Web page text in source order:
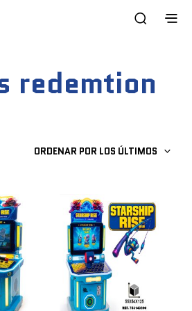
redemtion
ORDENAR POR LOS ÚLTIMOS